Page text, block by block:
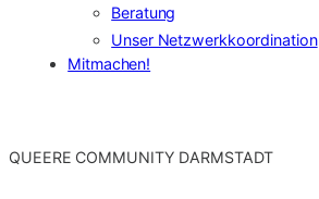
Beratung
Unser Netzwerkkoordination
Mitmachen!
QUEERE COMMUNITY DARMSTADT